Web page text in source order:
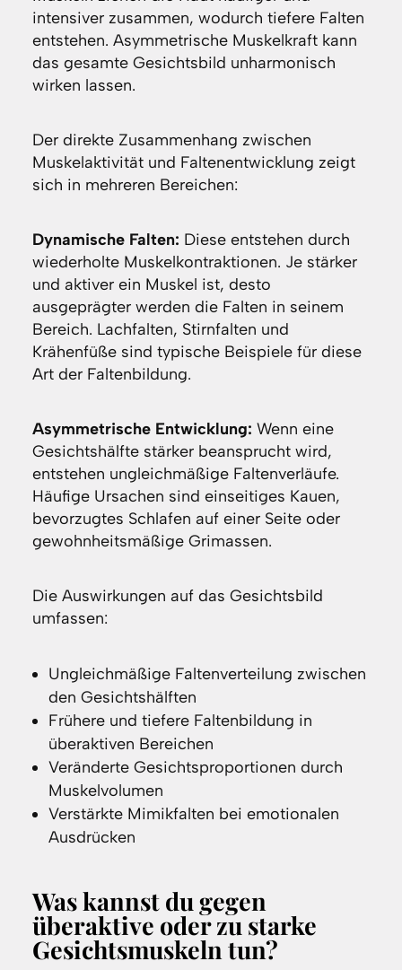
intensiver zusammen, wodurch tiefere Falten
entstehen. Asymmetrische Muskelkraft kann
das gesamte Gesichtsbild unharmonisch
wirken lassen.
Der direkte Zusammenhang zwischen
Muskelaktivität und Faltenentwicklung zeigt
sich in mehreren Bereichen:
Dynamische Falten: Diese entstehen durch
wiederholte Muskelkontraktionen. Je stärker
und aktiver ein Muskel ist, desto
ausgeprägter werden die Falten in seinem
Bereich. Lachfalten, Stirnfalten und
Krähenfüße sind typische Beispiele für diese
Art der Faltenbildung.
Asymmetrische Entwicklung: Wenn eine
Gesichtshälfte stärker beansprucht wird,
entstehen ungleichmäßige Faltenverläufe.
Häufige Ursachen sind einseitiges Kauen,
bevorzugtes Schlafen auf einer Seite oder
gewohnheitsmäßige Grimassen.
Die Auswirkungen auf das Gesichtsbild
umfassen:
Ungleichmäßige Faltenverteilung zwischen
den Gesichtshälften
Frühere und tiefere Faltenbildung in
überaktiven Bereichen
Veränderte Gesichtsproportionen durch
Muskelvolumen
Verstärkte Mimikfalten bei emotionalen
Ausdrücken
Was kannst du gegen
überaktive oder zu starke
Gesichtsmuskeln tun?